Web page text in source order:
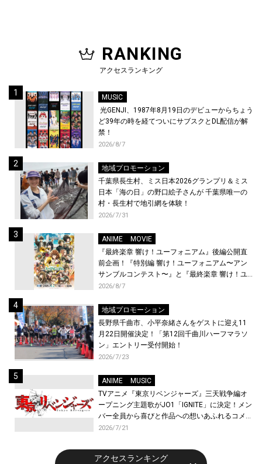
RANKING
アクセスランキング
MUSIC
光GENJI、1987年8月19日のデビューからちょう
ど39年の時を経てついにサブスクとDL配信が解
禁！
2026/8/7
地域プロモーション
千葉県長生村、ミス日本2026グランプリ＆ミス
日本「海の日」の野口絵子さんが 千葉県唯一の
村・長生村で地引網を体験！
2026/7/31
ANIME
MOVIE
『最終楽章 響け！ユーフォニアム』後編公開直
前企画！『特別編 響け！ユーフォニアム〜アン
サンブルコンテスト〜』と『最終楽章 響け！ユ
ーフォニアム』前編の一挙上映が決定！
2026/8/7
地域プロモーション
長野県千曲市、小平奈緒さんをゲストに迎え11
月22日開催決定！「第12回千曲川ハーフマラソ
ン」エントリー受付開始！
2026/7/23
ANIME
MUSIC
TVアニメ『東京リベンジャーズ』三天戦争編オ
ープニング主題歌がJO1「IGNITE」に決定！メン
バー全員から喜びと作品への想いあふれるコメン
トが到着！9月に東京・大阪で先行上映会を開
2026/7/21
アクセスランキング